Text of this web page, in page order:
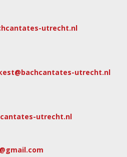
utrecht.nl
utrecht.nl
utrecht.nl